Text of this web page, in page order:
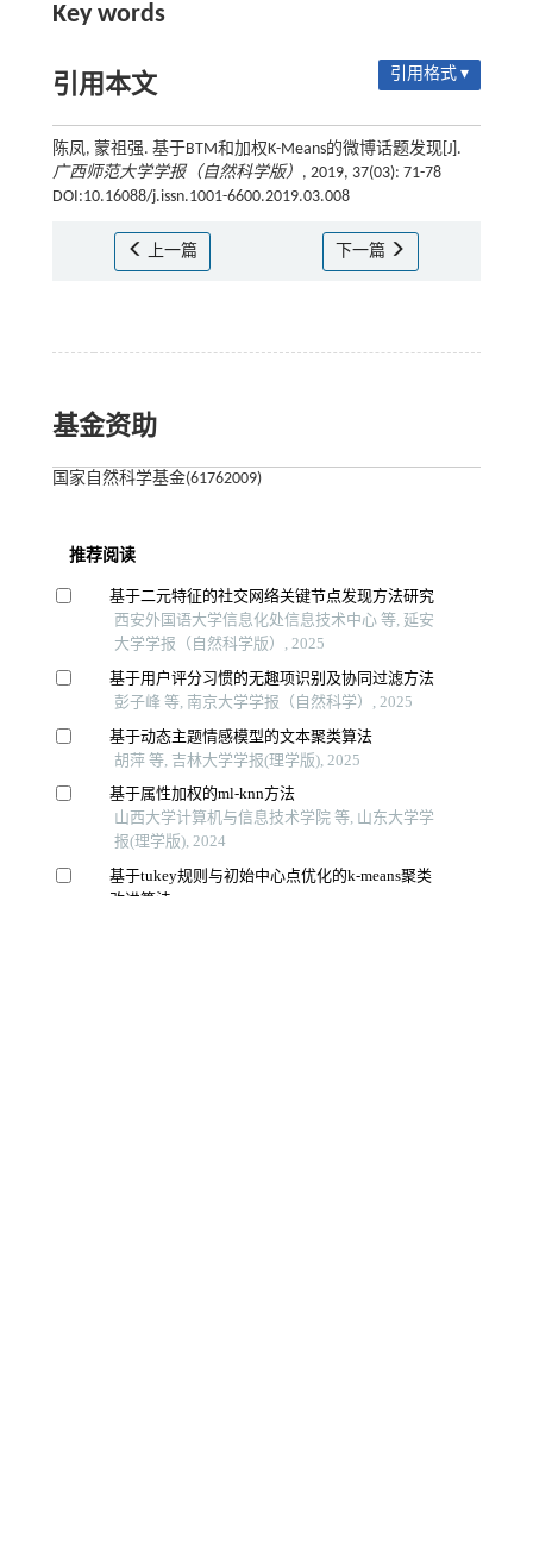
Key words
引用本文 引用格式 ▾
陈凤, 蒙祖强. 基于BTM和加权K-Means的微博话题发现[J].
广西师范大学学报（自然科学版） , 2019, 37(03): 71-78
DOI:10.16088/j.issn.1001-6600.2019.03.008
上一篇 下一篇
基金资助
国家自然科学基金(61762009)